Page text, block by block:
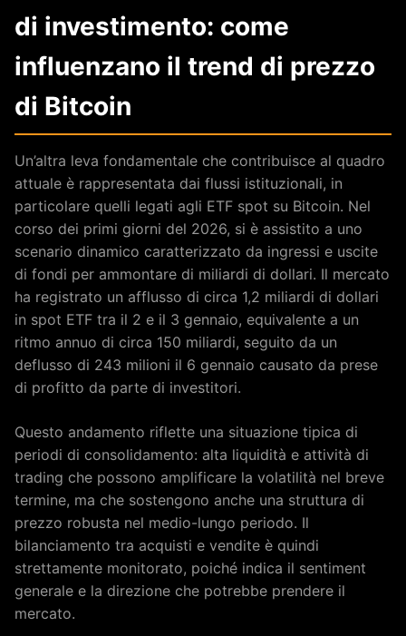
di investimento: come
influenzano il trend di prezzo
di Bitcoin
Un’altra leva fondamentale che contribuisce al quadro
attuale è rappresentata dai flussi istituzionali, in
particolare quelli legati agli ETF spot su Bitcoin. Nel
corso dei primi giorni del 2026, si è assistito a uno
scenario dinamico caratterizzato da ingressi e uscite
di fondi per ammontare di miliardi di dollari. Il mercato
ha registrato un afflusso di circa 1,2 miliardi di dollari
in spot ETF tra il 2 e il 3 gennaio, equivalente a un
ritmo annuo di circa 150 miliardi, seguito da un
deflusso di 243 milioni il 6 gennaio causato da prese
di profitto da parte di investitori.
Questo andamento riflette una situazione tipica di
periodi di consolidamento: alta liquidità e attività di
trading che possono amplificare la volatilità nel breve
termine, ma che sostengono anche una struttura di
prezzo robusta nel medio-lungo periodo. Il
bilanciamento tra acquisti e vendite è quindi
strettamente monitorato, poiché indica il sentiment
generale e la direzione che potrebbe prendere il
mercato.